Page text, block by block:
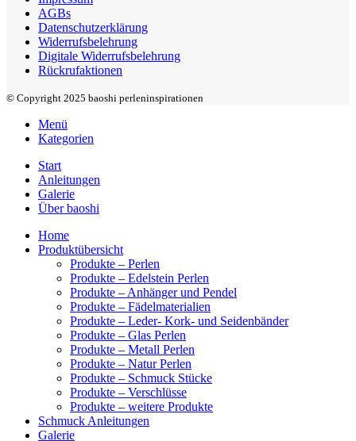
AGBs
Datenschutzerklärung
Widerrufsbelehrung
Digitale Widerrufsbelehrung
Rückrufaktionen
© Copyright 2025 baoshi perleninspirationen
Menü
Kategorien
Start
Anleitungen
Galerie
Über baoshi
Home
Produktübersicht
Produkte – Perlen
Produkte – Edelstein Perlen
Produkte – Anhänger und Pendel
Produkte – Fädelmaterialien
Produkte – Leder- Kork- und Seidenbänder
Produkte – Glas Perlen
Produkte – Metall Perlen
Produkte – Natur Perlen
Produkte – Schmuck Stücke
Produkte – Verschlüsse
Produkte – weitere Produkte
Schmuck Anleitungen
Galerie